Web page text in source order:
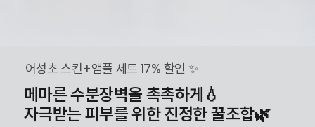
어성초 스킨+앰플 세트 17% 할인 ✨
메마른 수분장벽을 촉촉하게💧
자극받는 피부를 위한 진정한 꿀조합🌿